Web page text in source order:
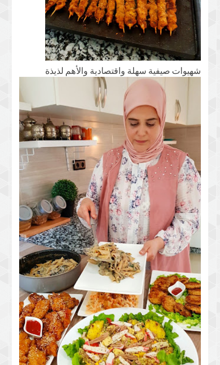
شهيوات صيفية سهلة واقتصادية والأهم لذيذة